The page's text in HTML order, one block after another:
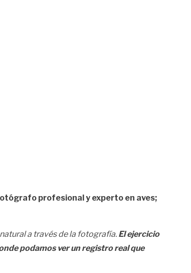
profesional y experto en aves;
a través de la fotografía. El ejercicio
podamos ver un registro real que